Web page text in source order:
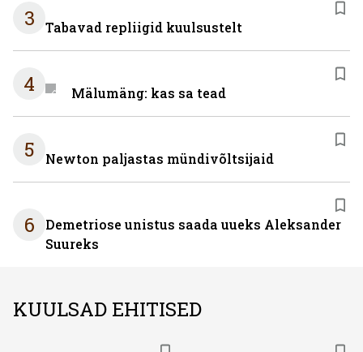
3 Tabavad repliigid kuulsustelt
4 Mälumäng: kas sa tead
5 Newton paljastas mündivõltsijaid
6
Demetriose unistus saada uueks Aleksander
Suureks
KUULSAD EHITISED